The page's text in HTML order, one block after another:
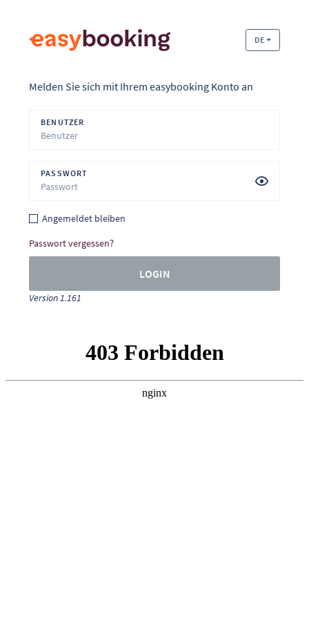
DE
Melden Sie sich mit Ihrem easybooking Konto an
BENUTZER
PASSWORT
Angemeldet bleiben
Passwort vergessen?
LOGIN
Version 1.161